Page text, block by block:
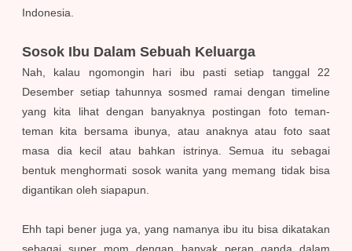
Indonesia.
Sosok Ibu Dalam Sebuah Keluarga
Nah, kalau ngomongin hari ibu pasti setiap tanggal 22
Desember setiap tahunnya sosmed ramai dengan timeline
yang kita lihat dengan banyaknya postingan foto teman-
teman kita bersama ibunya, atau anaknya atau foto saat
masa dia kecil atau bahkan istrinya. Semua itu sebagai
bentuk menghormati sosok wanita yang memang tidak bisa
digantikan oleh siapapun.
Ehh tapi bener juga ya, yang namanya ibu itu bisa dikatakan